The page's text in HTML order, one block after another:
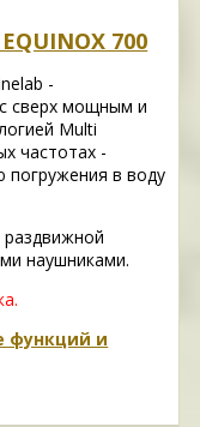
700
-
сверх мощным и
Multi
частотах -
в воду
наушниками.
функций и